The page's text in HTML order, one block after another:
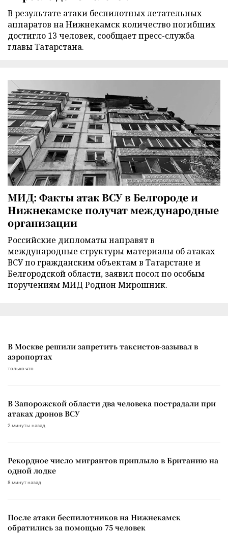
В результате атаки беспилотных летательных
аппаратов на Нижнекамск количество погибших
достигло 13 человек, сообщает пресс-служба
главы Татарстана.
МИД: Факты атак ВСУ в Белгороде и
Нижнекамске получат международные
организации
Российские дипломаты направят в
международные структуры материалы об атаках
ВСУ по гражданским объектам в Татарстане и
Белгородской области, заявил посол по особым
поручениям МИД Родион Мирошник.
В Москве решили запретить таксистов-зазывал в
аэропортах
только что
В Запорожской области два человека пострадали при
атаках дронов ВСУ
2 минуты назад
Рекордное число мигрантов приплыло в Британию на
одной лодке
8 минут назад
После атаки беспилотников на Нижнекамск
обратились за помощью 75 человек